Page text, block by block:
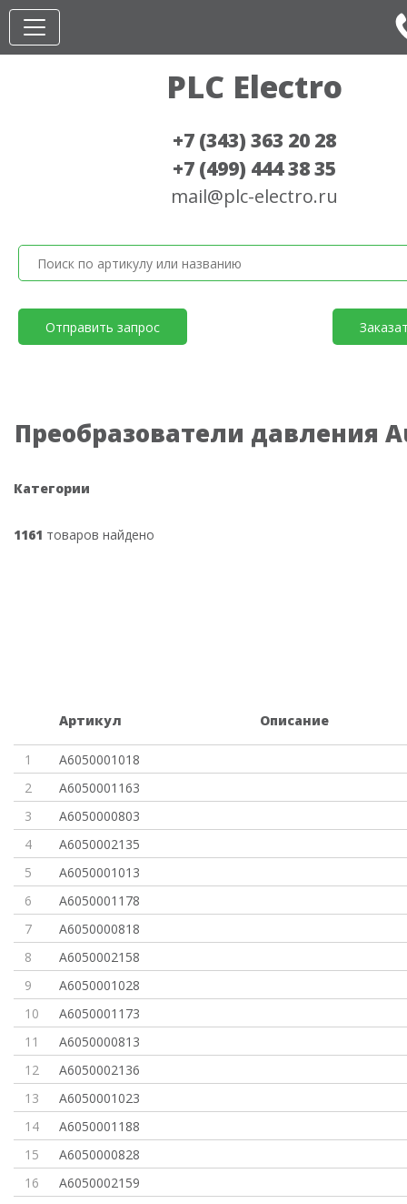
PLC Electro
+7 (343) 363 20 28
+7 (499) 444 38 35
mail@plc-electro.ru
Отправить запрос
Преобразователи давления
Категории
1161 товаров найдено
Артикул Описание
1
A6050001018
2
A6050001163
3
A6050000803
4
A6050002135
5
A6050001013
6
A6050001178
7
A6050000818
8
A6050002158
9
A6050001028
10
A6050001173
11
A6050000813
12
A6050002136
13
A6050001023
14
A6050001188
15
A6050000828
16
A6050002159